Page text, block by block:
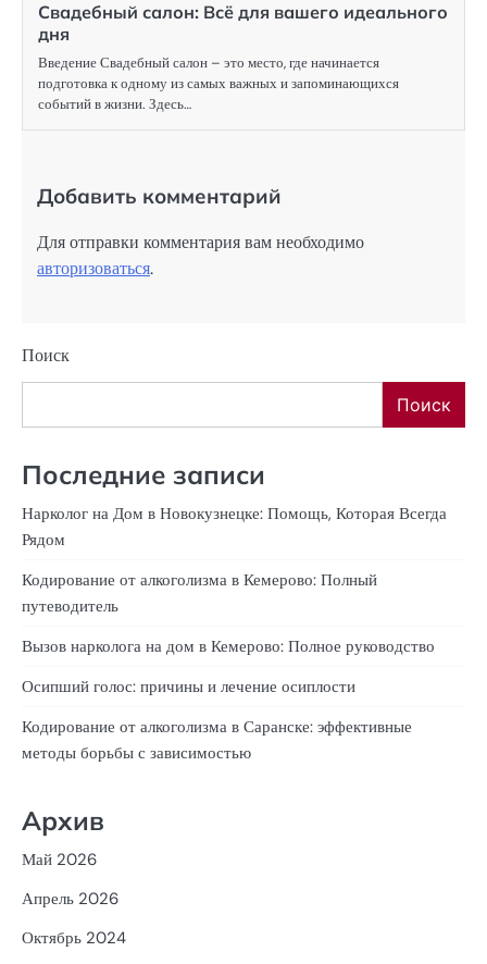
Свадебный салон: Всё для вашего идеального
дня
Введение Свадебный салон – это место, где начинается
подготовка к одному из самых важных и запоминающихся
событий в жизни. Здесь…
Добавить комментарий
Для отправки комментария вам необходимо
авторизоваться.
Поиск
Поиск
Последние записи
Нарколог на Дом в Новокузнецке: Помощь, Которая Всегда
Рядом
Кодирование от алкоголизма в Кемерово: Полный
путеводитель
Вызов нарколога на дом в Кемерово: Полное руководство
Осипший голос: причины и лечение осиплости
Кодирование от алкоголизма в Саранске: эффективные
методы борьбы с зависимостью
Архив
Май 2026
Апрель 2026
Октябрь 2024